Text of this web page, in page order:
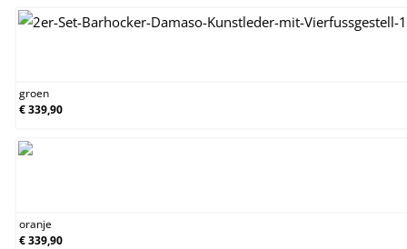
groen
€ 339,90
oranje
€ 339,90